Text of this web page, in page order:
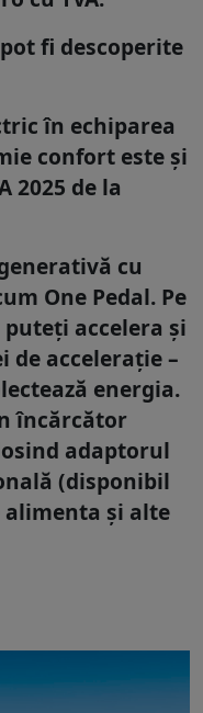
fi descoperite
în echiparea
confort este și
2025 de la
cu
One Pedal. Pe
accelera și
accelerație –
energia.
încărcător
adaptorul
(disponibil
alimenta și alte